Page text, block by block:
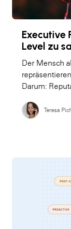
Executive
Level zu
Der Mensch
Darum:
Teresa